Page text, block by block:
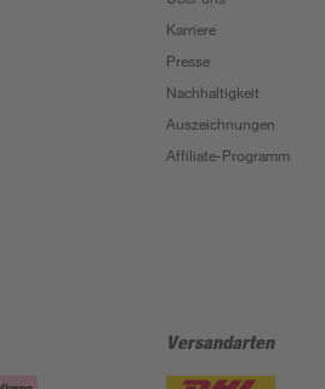
Karriere
Presse
Nachhaltigkeit
Auszeichnungen
Affiliate-Programm
Versandarten